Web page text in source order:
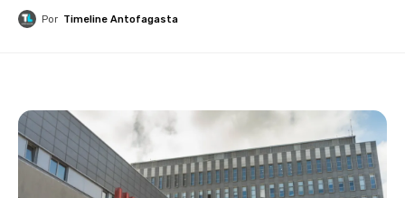
Por Timeline Antofagasta